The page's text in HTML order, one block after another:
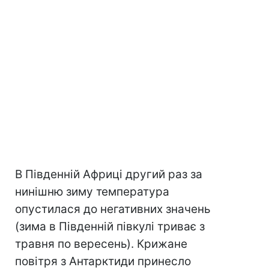
В Південній Африці другий раз за
нинішню зиму температура
опустилася до негативних значень
(зима в Південній півкулі триває з
травня по вересень). Крижане
повітря з Антарктиди принесло